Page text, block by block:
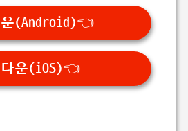
운(Android)👈
운(iOS)👈